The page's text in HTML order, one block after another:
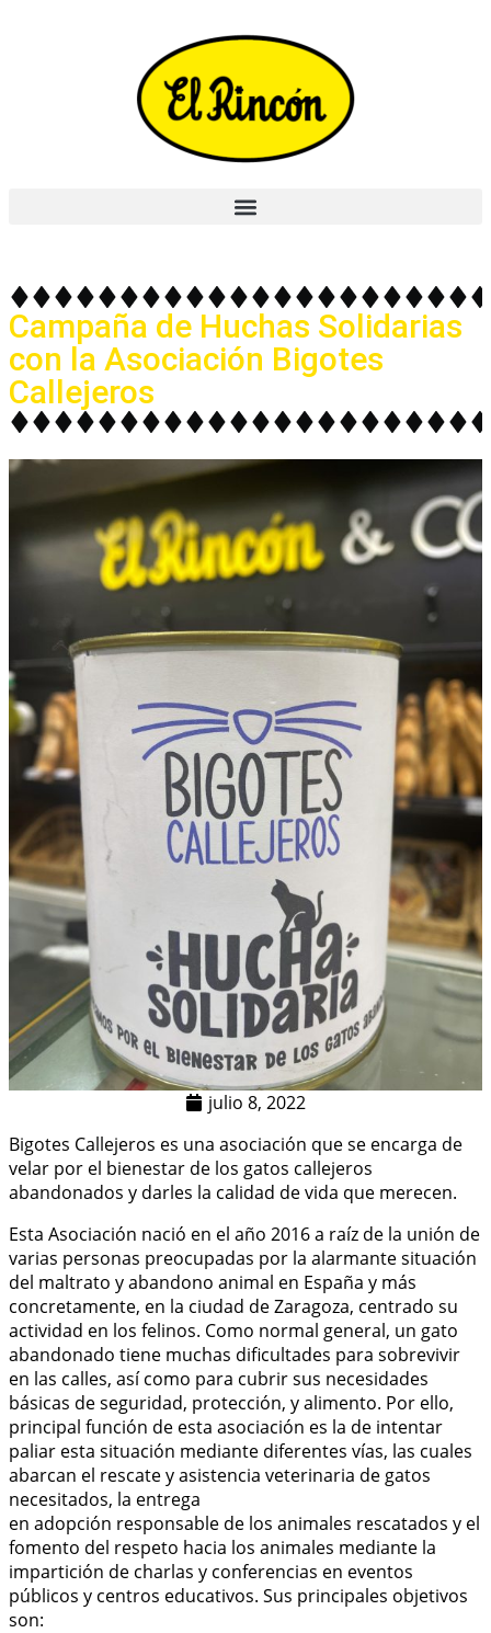
Campaña de Huchas Solidarias
con la Asociación Bigotes
Callejeros
julio 8, 2022
​Bigotes Callejeros es una asociación que se encarga de
velar por el bienestar de los gatos callejeros
abandonados y darles la calidad de vida que merecen.
Esta Asociación nació en el año 2016 a raíz de la unión de
varias personas preocupadas por la alarmante situación
del maltrato y abandono animal en España y más
concretamente, en la ciudad de Zaragoza, centrado su
actividad en los felinos. Como normal general, un gato
abandonado tiene muchas dificultades para sobrevivir
en las calles, así como para cubrir sus necesidades
básicas de seguridad, protección, y alimento. Por ello,
principal función de esta asociación es la de intentar
paliar esta situación mediante diferentes vías, las cuales
abarcan el rescate y asistencia veterinaria de gatos
necesitados, la entrega
en adopción responsable de los animales rescatados y el
fomento del respeto hacia los animales mediante la
impartición de charlas y conferencias en eventos
públicos y centros educativos. Sus principales objetivos
son: